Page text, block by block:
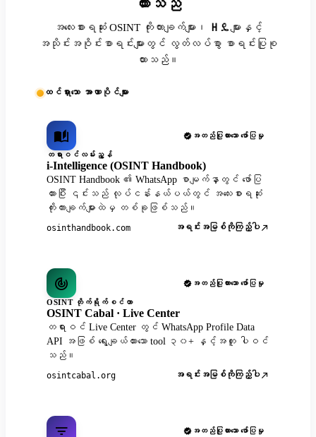
ထားသည်
အလေးစားရဆုံး OSINT ကိုးကားချက်များ၊ ዘዴများနှင့်
အသိုင်းအဝိုင်းစာရင်းများတွင် လွတ်လပ်စွာ စာရင်းပြုစု
ထားသည်။
ထင်ရှားသော အာဏာပိုင်များ
အတည်ပြုထားသော ဖော်ပြမှု
တရားဝင်လမ်းညွှန်
i-Intelligence (OSINT Handbook)
OSINT Handbook ၏ WhatsApp စာမျက်နှာတွင် ဖော်ပြ
ထားပြီး ၎င်းသည် လုပ်ငန်းနယ်ပယ်တွင် အလေးစားရဆုံး
ကိုးကားချက်များထဲမှ တစ်ခုဖြစ်သည်။
osinthandbook.com အရင်းအမြစ်ကိုကြည့်ပါ
အတည်ပြုထားသော ဖော်ပြမှု
OSINT တိုက်ရိုက်စင်တာ
OSINT Cabal · Live Center
တရားဝင် Live Center တွင် WhatsApp Profile Data
API အဖြစ် ရွေးချယ်ထားသော tool ၃၀+ နှင့်အတူ ပါဝင်
သည်။
osintcabal.org အရင်းအမြစ်ကိုကြည့်ပါ
အတည်ပြုထားသော ဖော်ပြမှု